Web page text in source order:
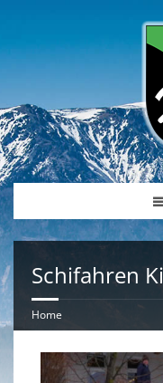
Schifahren
Home